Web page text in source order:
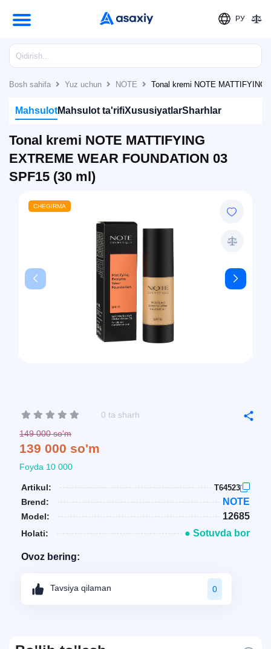
РУ
Bosh sahifa Yuz uchun NOTE Tonal kremi NOTE MATTIFYING
MahsulotMahsulot ta'rifiXususiyatlarSharhlar
Tonal kremi NOTE MATTIFYING
EXTREME WEAR FOUNDATION 03
SPF15 (30 ml)
CHEGIRMA
0 ta sharh
149 000 so'm
139 000 so'm
Foyda 10 000
Artikul: T64523
Brend: NOTE
Model: 12685
Holati: ● Sotuvda bor
Ovoz bering:
Tavsiya qilaman 0